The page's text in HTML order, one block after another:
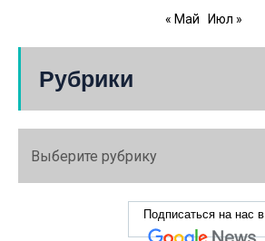
« Май
Июл »
Рубрики
Подписаться на нас в